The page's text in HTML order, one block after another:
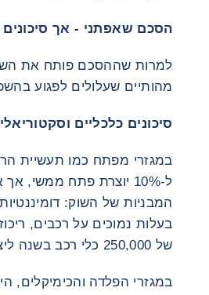
הסכם שאפתני - אך
למרות שההסכם פותח את
מהותיים שעלולים לפגוע
סיכונים כלכליים
ל-10% יוצרת פתח
בעלות נמוכים על רכבים,
של 250,000 כלי רכב בשנה ליצוא אירופי.
במגזרי הפלדה והכימיקלים,